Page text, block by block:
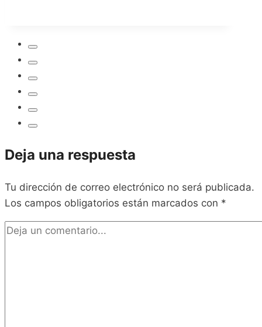
Deja una respuesta
Tu dirección de correo electrónico no será publicada.
Los campos obligatorios están marcados con *